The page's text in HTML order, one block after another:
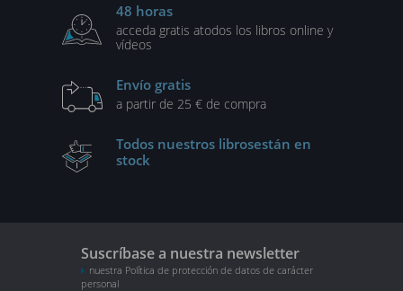
48 horas
acceda gratis atodos los libros online y
vídeos
Envío gratis
a partir de 25 € de compra
Todos nuestros librosestán en
stock
Suscríbase a nuestra newsletter
nuestra Política de protección de datos de carácter
personal